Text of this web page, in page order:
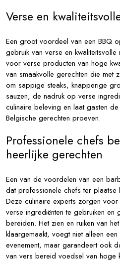
Verse en
Een groot voordeel van een BBQ
gebruik van verse en
voor verse producten van hoge
van smaakvolle gerechten die met
om sappige steaks, knapperige
sauzen, de nadruk op verse
culinaire beleving en laat gasten de
Belgische gerechten proeven.
Professionele chefs
heerlijke gerechten
Een van de voordelen van een
dat professionele chefs ter plaatse
Deze culinaire experts zorgen
verse ingrediënten te gebruiken en
bereiden. Het zien en ruiken van
klaargemaakt, voegt niet alleen
evenement, maar garandeert ook
van vers bereid voedsel van hoge